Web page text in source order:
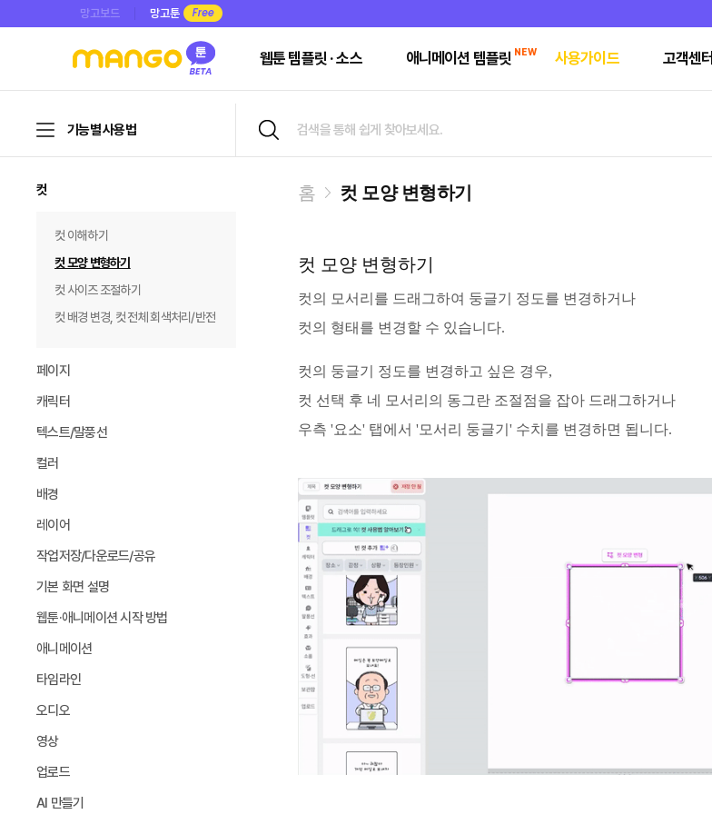
망고보드 망고툰
웹툰 템플릿 · 소스 애니메이션 템플릿 NEW 사용가이드 고객센터
기능별 사용법
컷
컷 이해하기
컷 모양 변형하기
컷 사이즈 조절하기
컷 배경 변경, 컷 전체 회색처리/반전
페이지
캐릭터
텍스트/말풍선
컬러
배경
레이어
작업저장/다운로드/공유
기본 화면 설명
웹툰·애니메이션 시작 방법
애니메이션
타임라인
오디오
영상
업로드
AI 만들기
홈 컷 모양 변형하기
컷 모양 변형하기
컷의 모서리를 드래그하여 둥글기 정도를 변경하거나
컷의 형태를 변경할 수 있습니다.
컷의 둥글기 정도를 변경하고 싶은 경우,
컷 선택 후 네 모서리의 동그란 조절점을 잡아 드래그하거나
우측 '요소' 탭에서 '모서리 둥글기' 수치를 변경하면 됩니다.